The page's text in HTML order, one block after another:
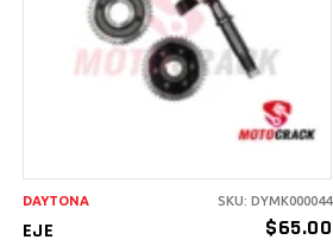
AÑADIR AL
CARRITO
EJE
$65.00
DAYTONA SKU: DYMK000044